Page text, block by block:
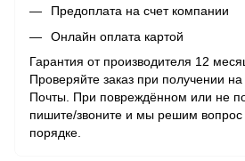
Предоплата на счет компании
Онлайн оплата картой
Гарантия от производителя 12
Проверяйте заказ при получении
Почты. При повреждённом или не
пишите/звоните и мы решим вопрос
порядке.